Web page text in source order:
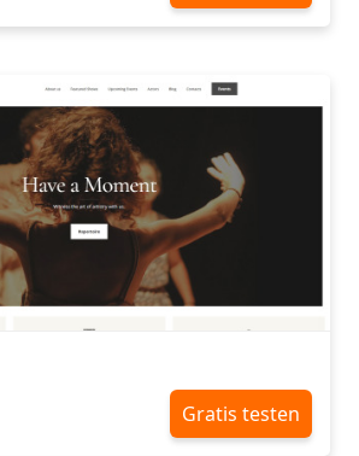
Gratis testen